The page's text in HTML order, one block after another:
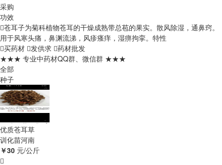
采购
功效
苍耳子为菊科植物苍耳的干燥成熟带总苞的果实。散风除湿，通鼻窍。
用于风寒头痛，鼻渊流涕，风疹瘙痒，湿痹拘挛。 特性
买药材 发供求 药材批发
★★★ 专业中药材QQ群、微信群 ★★★
全部
种子
优质苍耳草
训化苗河南
￥30 元/公斤